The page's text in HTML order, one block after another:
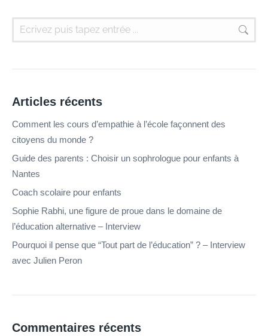
Articles récents
Comment les cours d’empathie à l’école façonnent des
citoyens du monde ?
Guide des parents : Choisir un sophrologue pour enfants à
Nantes
Coach scolaire pour enfants
Sophie Rabhi, une figure de proue dans le domaine de
l’éducation alternative – Interview
Pourquoi il pense que “Tout part de l’éducation” ? – Interview
avec Julien Peron
Commentaires récents